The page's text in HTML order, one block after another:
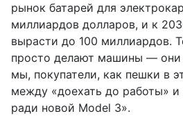
рынок батарей для
миллиардов долларов, и к
вырасти до 100 миллиардов.
просто делают машины — они
мы, покупатели, как пешки в
между «доехать до работы» и
ради новой Model 3».